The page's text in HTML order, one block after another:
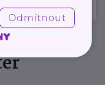
Odmítnout